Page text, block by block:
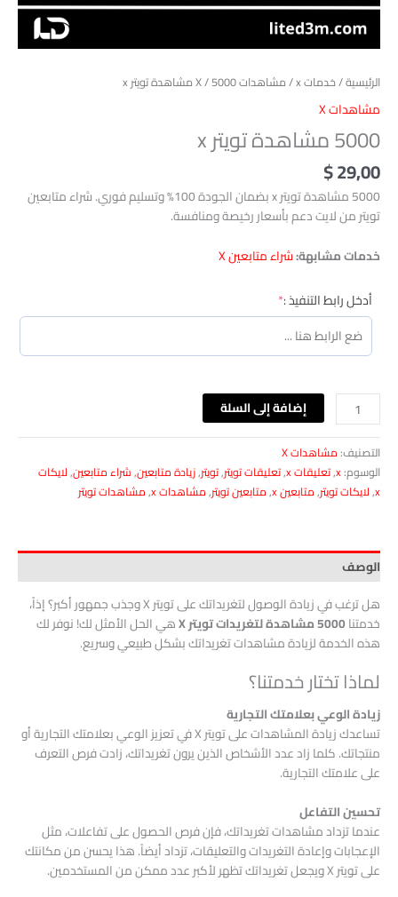
الرئيسية/خدمات x /مشاهدات X/ 5000 مشاهدة تويتر x
مشاهدات X
5000 مشاهدة تويتر x
$29,00
5000 مشاهدة تويتر x بضمان الجودة 100% وتسليم فوري. شراء متابعين
تويتر من لايت دعم بأسعار رخيصة ومنافسة.
خدمات مشابهة:شراء متابعين X
أدخل رابط التنفيذ :*
إضافة إلى السلة
التصنيف:مشاهدات X
الوسوم:x
,تعليقات x ,تعليقات تويتر,تويتر,زيادة متابعين,شراء متابعين,لايكات
x
,لايكات تويتر,متابعين x ,متابعين تويتر,مشاهدات x ,مشاهدات تويتر
الوصف
هل ترغب في زيادة الوصول لتغريداتك على تويتر X وجذب جمهور أكبر؟ إذاً،
خدمتنا5000 مشاهدة لتغريدات تويتر X
هي الحل الأمثل لك! نوفر لك
هذه الخدمة لزيادة مشاهدات تغريداتك بشكل طبيعي وسريع.
لماذا تختار خدمتنا؟
زيادة الوعي بعلامتك التجارية
تساعدك زيادة المشاهدات على تويتر X في تعزيز الوعي بعلامتك التجارية أو
منتجاتك. كلما زاد عدد الأشخاص الذين يرون تغريداتك، زادت فرص التعرف
على علامتك التجارية.
تحسين التفاعل
عندما تزداد مشاهدات تغريداتك، فإن فرص الحصول على تفاعلات، مثل
الإعجابات وإعادة التغريدات والتعليقات، تزداد أيضاً. هذا يحسن من مكانتك
على تويتر X ويجعل تغريداتك تظهر لأكبر عدد ممكن من المستخدمين.